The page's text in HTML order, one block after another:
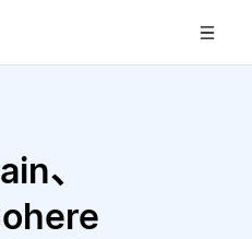
、